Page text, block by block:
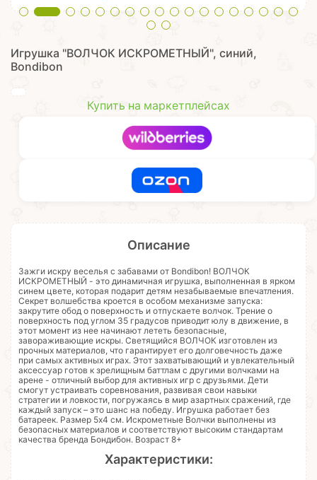
Игрушка "ВОЛЧОК ИСКРОМЕТНЫЙ", синий,
Bondibon
Купить на маркетплейсах
Описание
Зажги искру веселья с забавами от Bondibon! ВОЛЧОК
ИСКРОМЕТНЫЙ - это динамичная игрушка, выполненная в ярком
синем цвете, которая подарит детям незабываемые впечатления.
Секрет волшебства кроется в особом механизме запуска:
закрутите обод о поверхность и отпускаете волчок. Трение о
поверхность под углом 35 градусов приводит юлу в движение, в
этот момент из нее начинают лететь безопасные,
завораживающие искры. Светящийся ВОЛЧОК изготовлен из
прочных материалов, что гарантирует его долговечность даже
при самых активных играх. Этот захватывающий и увлекательный
аксессуар готов к зрелищным баттлам с другими волчками на
арене - отличный выбор для активных игр с друзьями. Дети
смогут устраивать соревнования, развивая свои навыки
стратегии и ловкости, погружаясь в мир азартных сражений, где
каждый запуск – это шанс на победу. Игрушка работает без
батареек. Размер 5х4 см. Искрометные Волчки выполнены из
безопасных материалов и соответствуют высоким стандартам
качества бренда Бондибон. Возраст 8+
Характеристики: